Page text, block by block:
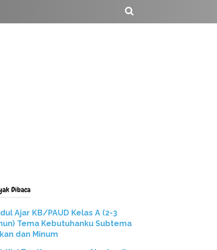
Dibaca
Ajar KB/PAUD Kelas A (2-3
Tema Kebutuhanku Subtema
dan Minum